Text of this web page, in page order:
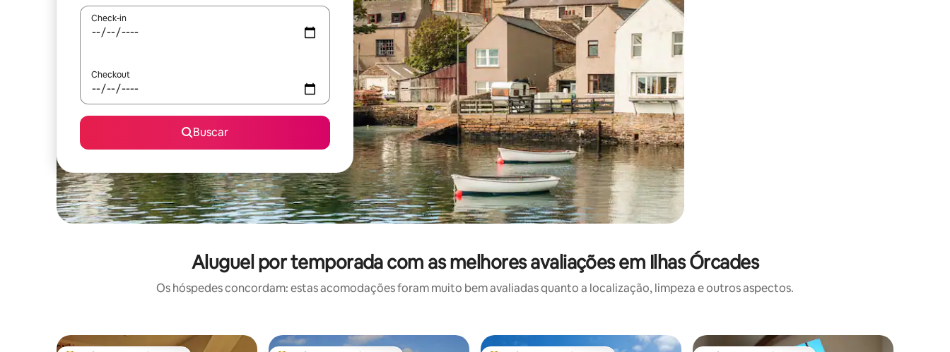
Check-in
Checkout
Buscar
Aluguel por temporada com as melhores avaliações em Ilhas Órcades
Os hóspedes concordam: estas acomodações foram muito bem avaliadas quanto a localização, limpeza e outros aspectos.